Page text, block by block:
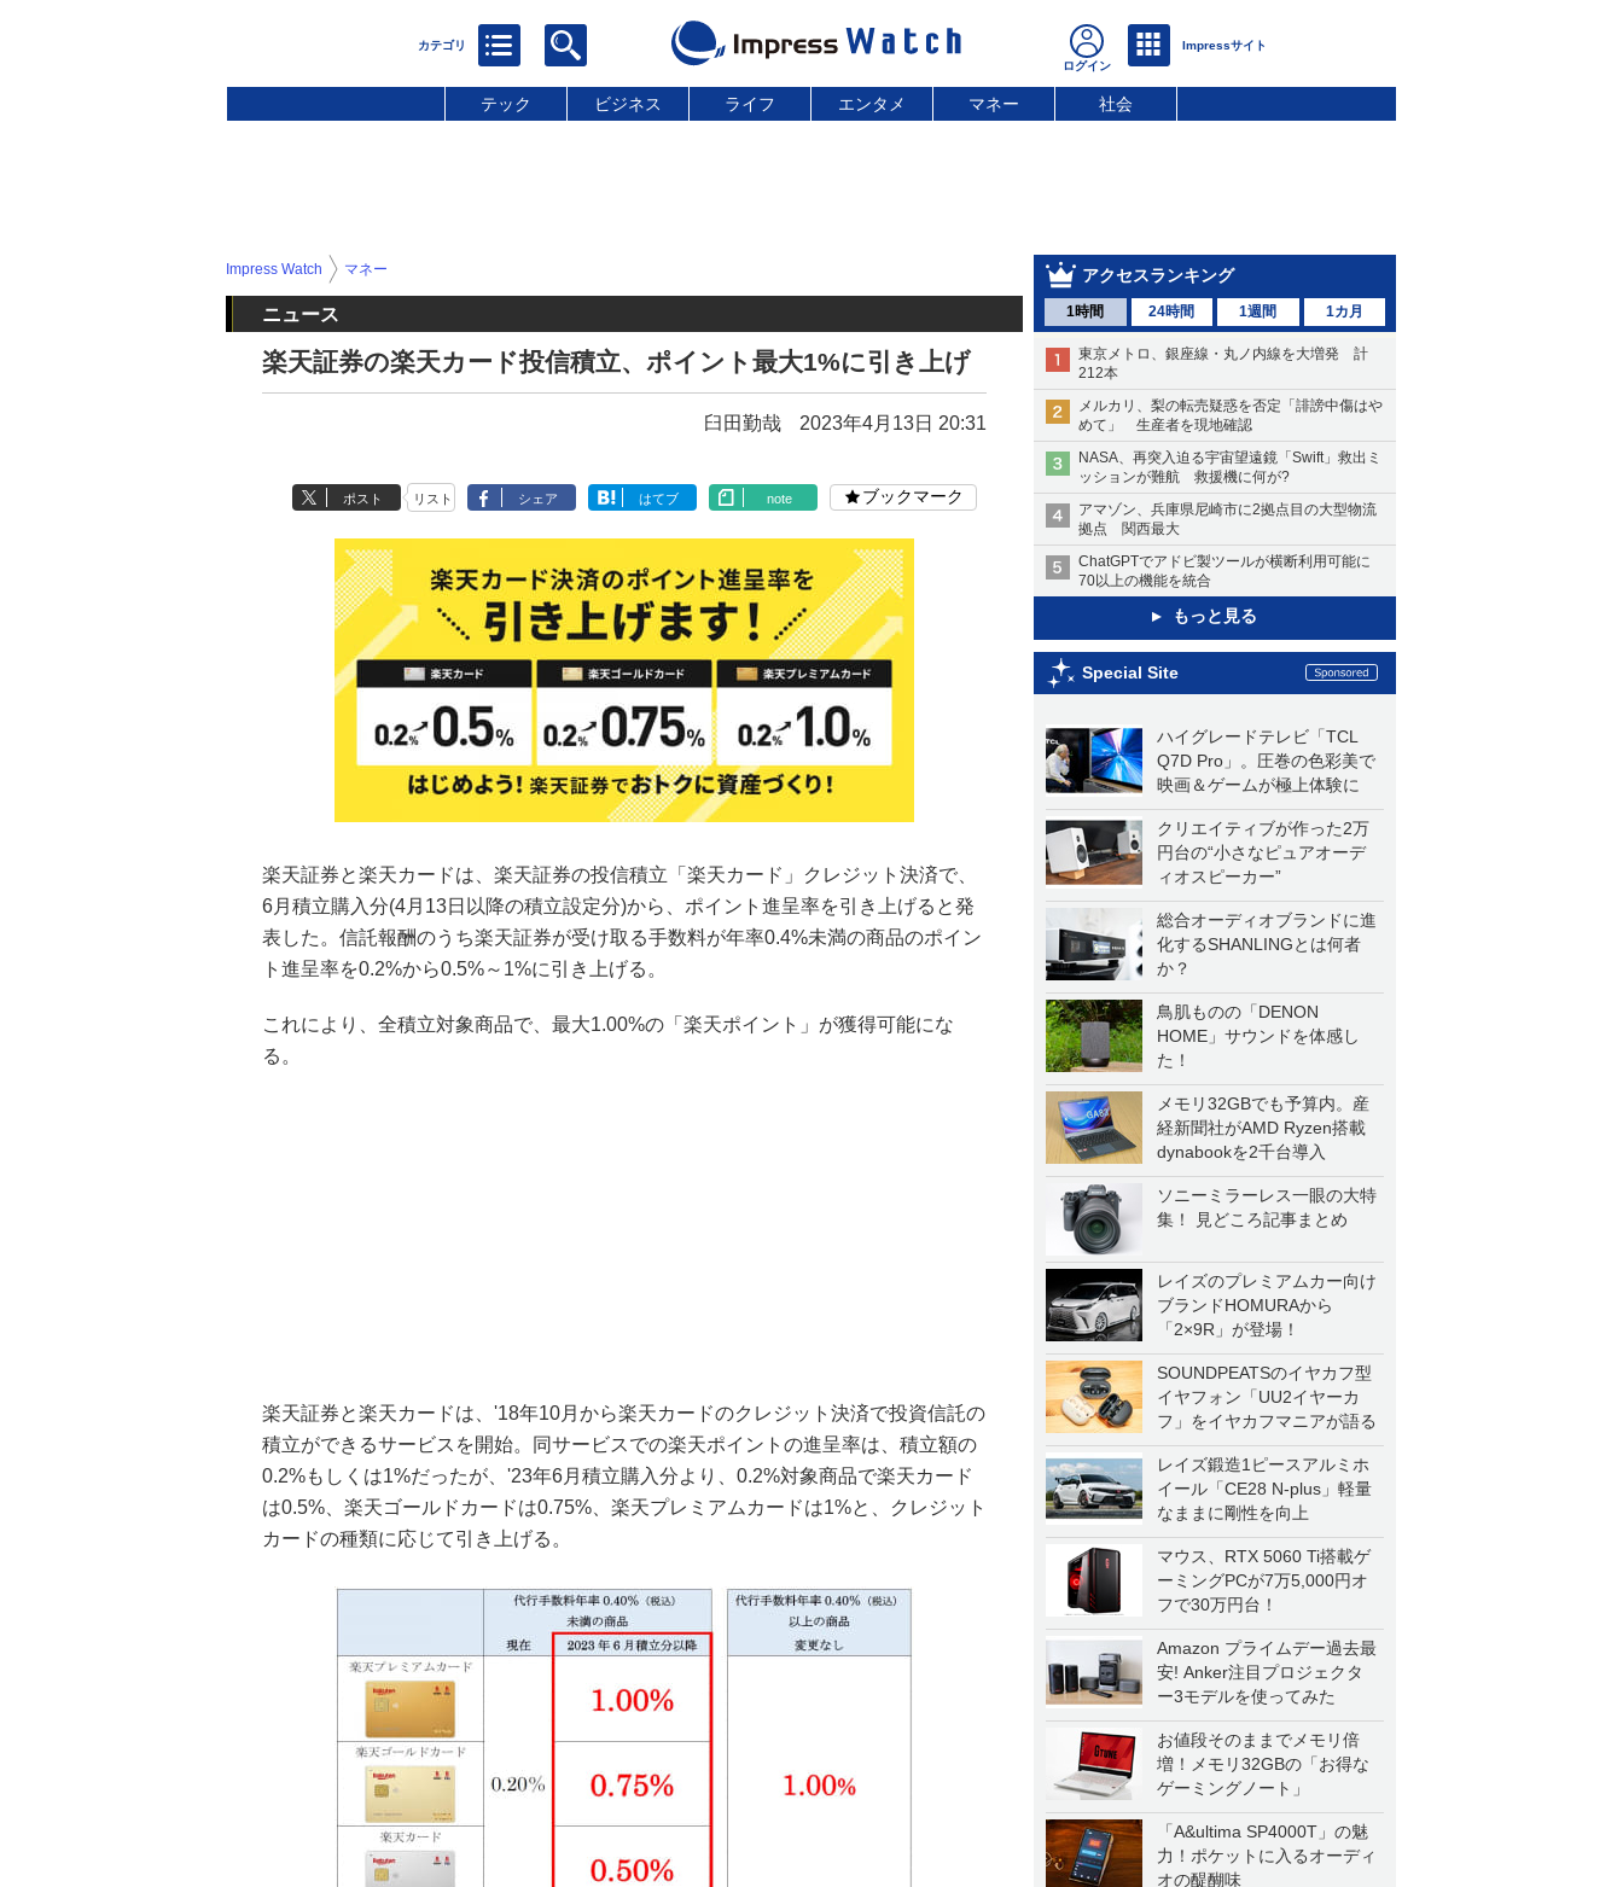
テック ビジネス ライフ エンタメ マネー 社会
アクセスランキング
1時間 24時間 1週間 1カ月
東京メトロ、銀座線・丸ノ内線を大増発 計
212本
メルカリ、梨の転売疑惑を否定「誹謗中傷はや
めて」 生産者を現地確認
NASA、再突入迫る宇宙望遠鏡「Swift」救出ミ
ッションが難航 救援機に何が?
アマゾン、兵庫県尼崎市に2拠点目の大型物流
拠点 関西最大
ChatGPTでアドビ製ツールが横断利用可能に
70以上の機能を統合
もっと見る
Special Site
ハイグレードテレビ「TCL
Q7D Pro」。圧巻の色彩美で
映画＆ゲームが極上体験に
クリエイティブが作った2万
円台の“小さなピュアオーデ
ィオスピーカー”
総合オーディオブランドに進
化するSHANLINGとは何者
か？
鳥肌ものの「DENON
HOME」サウンドを体感し
た！
メモリ32GBでも予算内。産
経新聞社がAMD Ryzen搭載
dynabookを2千台導入
ソニーミラーレス一眼の大特
集！ 見どころ記事まとめ
レイズのプレミアムカー向け
ブランドHOMURAから
「2×9R」が登場！
SOUNDPEATSのイヤカフ型
イヤフォン「UU2イヤーカ
フ」をイヤカフマニアが語る
レイズ鍛造1ピースアルミホ
イール「CE28 N-plus」軽量
なままに剛性を向上
マウス、RTX 5060 Ti搭載ゲ
ーミングPCが7万5,000円オ
フで30万円台！
Amazon プライムデー過去最
安! Anker注目プロジェクタ
ー3モデルを使ってみた
お値段そのままでメモリ倍
増！メモリ32GBの「お得な
ゲーミングノート」
「A&ultima SP4000T」の魅
力！ポケットに入るオーディ
オの醍醐味
Impress Watch マネー
ニュース
楽天証券の楽天カード投信積立、ポイント最大1%に引き上げ
臼田勤哉 2023年4月13日 20:31
ポスト リスト シェア はてブ note ブックマーク
楽天証券と楽天カードは、楽天証券の投信積立「楽天カード」クレジット決済で、
6月積立購入分(4月13日以降の積立設定分)から、ポイント進呈率を引き上げると発
表した。信託報酬のうち楽天証券が受け取る手数料が年率0.4%未満の商品のポイン
ト進呈率を0.2%から0.5%～1%に引き上げる。
これにより、全積立対象商品で、最大1.00%の「楽天ポイント」が獲得可能にな
る。
楽天証券と楽天カードは、'18年10月から楽天カードのクレジット決済で投資信託の
積立ができるサービスを開始。同サービスでの楽天ポイントの進呈率は、積立額の
0.2%もしくは1%だったが、'23年6月積立購入分より、0.2%対象商品で楽天カード
は0.5%、楽天ゴールドカードは0.75%、楽天プレミアムカードは1%と、クレジット
カードの種類に応じて引き上げる。